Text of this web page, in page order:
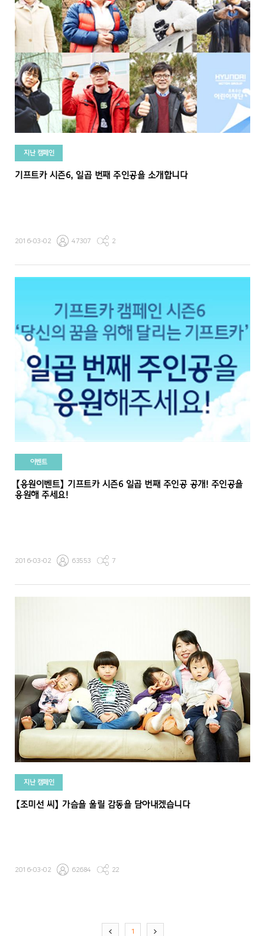
지난 캠페인
기프트카 시즌6, 일곱 번째 주인공을 소개합니다
2016-03-02 47307 2
이벤트
【응원이벤트】 기프트카 시즌6 일곱 번째 주인공 공개! 주인공을
응원해 주세요!
2016-03-02 63553 7
지난 캠페인
【조미선 씨】 가슴을 울릴 감동을 담아내겠습니다
2016-03-02 62684 22
1